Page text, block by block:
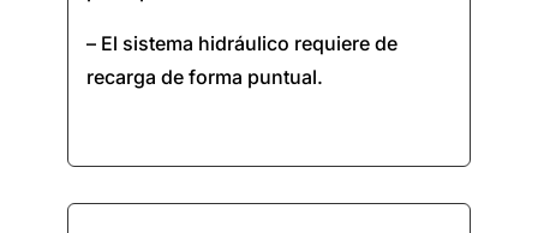
– El sistema hidráulico requiere de
recarga de forma puntual.